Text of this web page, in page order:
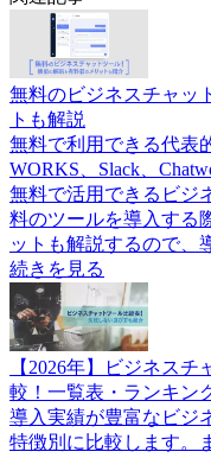
無料のビジネスチャッ
トも解説
無料で利用できる代表
WORKS、Slack、
無料で活用できるビジ
料のツールを導入する
ットも解説するので、
続きを見る
【2026年】ビジネス
較！一覧表・ランキン
導入実績が豊富なビジ
特徴別に比較します。